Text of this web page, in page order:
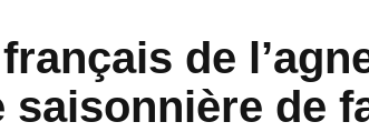
de
saisonnière de